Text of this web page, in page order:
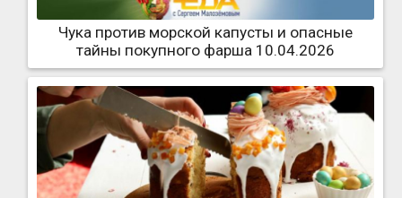
Чука против морской капусты и опасные
тайны покупного фарша 10.04.2026